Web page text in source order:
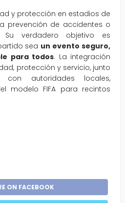
y protección en estadios de
prevención de accidentes o
Su verdadero objetivo es
sea un evento seguro,
para todos. La integración
protección y servicio, junto
autoridades locales,
modelo FIFA para recintos
ON FACEBOOK